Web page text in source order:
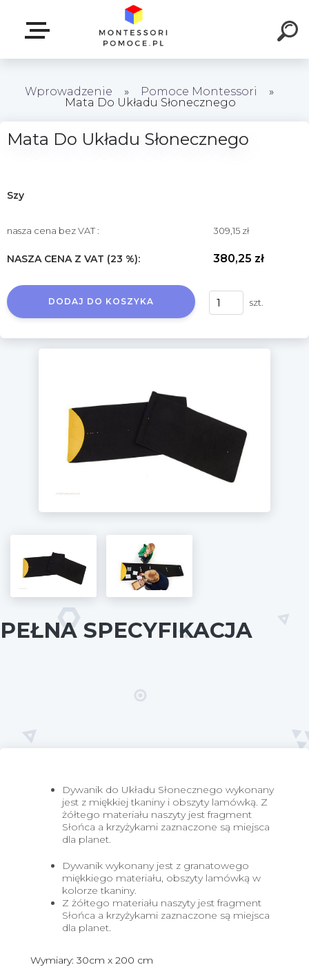
Wprowadzenie » Pomoce Montessori
»
Mata Do Układu Słonecznego
Mata Do Układu Słonecznego
Szy
nasza cena bez VAT : 309,15 zł
NASZA CENA Z VAT (23 %): 380,25 zł
szt.
DODAJ DO KOSZYKA
PEŁNA SPECYFIKACJA
AP2-
Dywanik do Układu Słonecznego wykonany
jest z miękkiej tkaniny i obszyty lamówką. Z
żółtego materiału naszyty jest fragment
Słońca a krzyżykami zaznaczone są miejsca
dla planet.
Dywanik wykonany jest z granatowego
miękkiego materiału, obszyty lamówką w
kolorze tkaniny.
Z żółtego materiału naszyty jest fragment
Słońca a krzyżykami zaznaczone są miejsca
dla planet.
Wymiary: 30cm x 200 cm